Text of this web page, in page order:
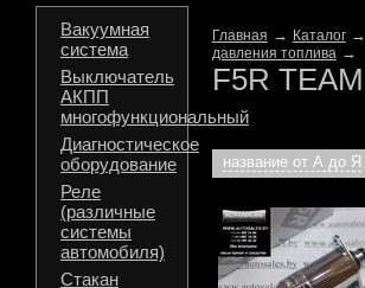
Вакуумная
система
Выключатель
АКПП
многофункциональный
Диагностическое
оборудование
Реле
(различные
системы
автомобиля)
Стакан
Главная → Каталог→
давления топлива→
F5R TEAM
название от А до Я